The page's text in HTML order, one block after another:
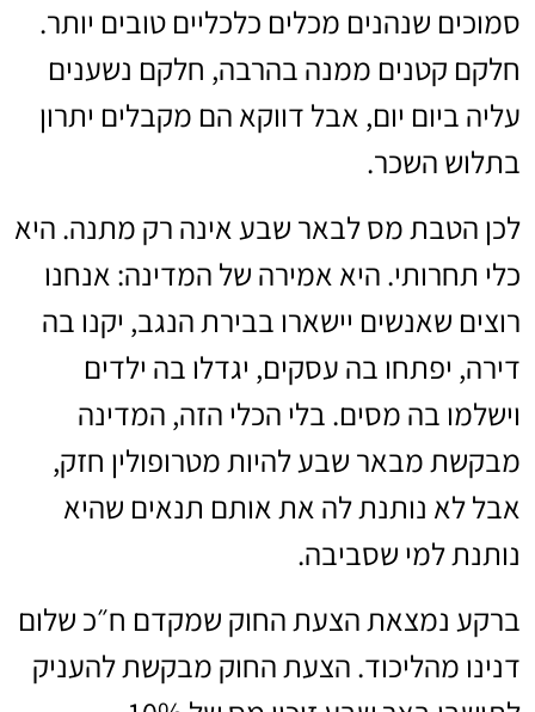
סמוכים שנהנים מכלים כלכליים טובים יותר.
חלקם קטנים ממנה בהרבה, חלקם נשענים
עליה ביום יום, אבל דווקא הם מקבלים יתרון
בתלוש השכר.
לכן הטבת מס לבאר שבע אינה רק מתנה. היא
כלי תחרותי. היא אמירה של המדינה: אנחנו
רוצים שאנשים יישארו בבירת הנגב, יקנו בה
דירה, יפתחו בה עסקים, יגדלו בה ילדים
וישלמו בה מסים. בלי הכלי הזה, המדינה
מבקשת מבאר שבע להיות מטרופולין חזק,
אבל לא נותנת לה את אותם תנאים שהיא
נותנת למי שסביבה.
ברקע נמצאת הצעת החוק שמקדם ח״כ שלום
דנינו מהליכוד. הצעת החוק מבקשת להעניק